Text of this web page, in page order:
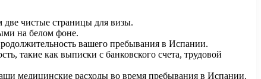
чистые страницы для визы.
на белом фоне.
вашего пребывания в Испании.
такие как выписки с банковского счета, трудовой
медицинские расходы во время пребывания в Испании.